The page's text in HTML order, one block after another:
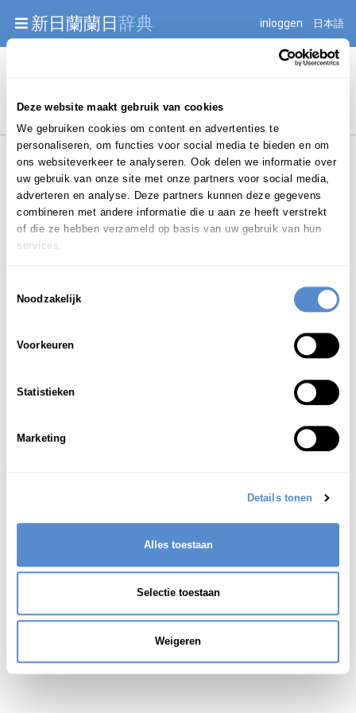
Deze website maakt gebruik van cookies
We gebruiken cookies om content en advertenties te
personaliseren, om functies voor social media te bieden en om
ons websiteverkeer te analyseren. Ook delen we informatie over
uw gebruik van onze site met onze partners voor social media,
adverteren en analyse. Deze partners kunnen deze gegevens
combineren met andere informatie die u aan ze heeft verstrekt
of die ze hebben verzameld op basis van uw gebruik van hun
services.
Noodzakelijk
Voorkeuren
Statistieken
Marketing
Details tonen
Alles toestaan
Selectie toestaan
Weigeren
Warning: Undefined array key "jnnjuid" in
/mnt/web216/d2/76/52236976/htdocs/jnnj-prod/search.php
新日蘭蘭日辞典 inloggen 日本語
Login om te bewerken ...
おこと
diakritische tekens, gebruikt bij het vertalen